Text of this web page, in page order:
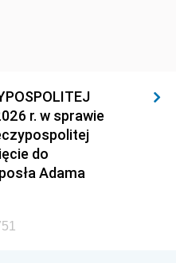
r. w sprawie
do
Adama